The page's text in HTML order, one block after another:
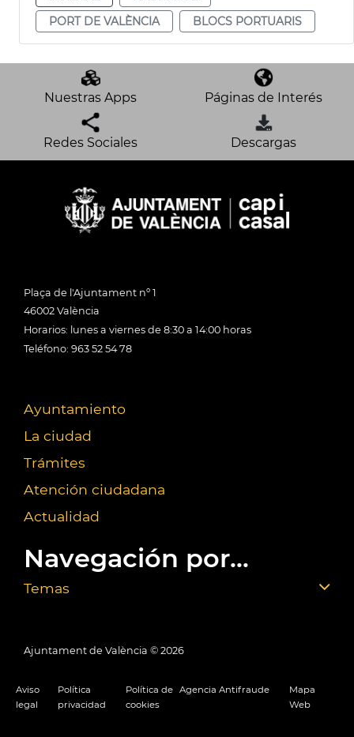
PORT DE VALÈNCIA
BLOCS PORTUARIS
Nuestras Apps Páginas de Interés
Redes Sociales Descargas
Plaça de l'Ajuntament nº 1
46002 València
Horarios: lunes a viernes de 8:30 a 14:00 horas
Teléfono: 963 52 54 78
Ayuntamiento
La ciudad
Trámites
Atención ciudadana
Actualidad
Navegación por...
Temas
Ajuntament de València © 2026
Aviso
legal
Política
privacidad
Política de
cookies
Agencia Antifraude
Mapa
Web